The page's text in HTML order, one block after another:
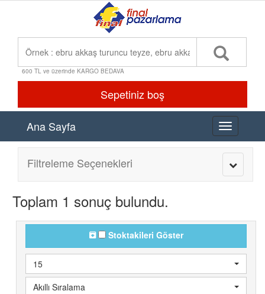
600 TL ve üzerinde KARGO BEDAVA
Sepetiniz boş
Toggle
navigation
Ana Sayfa
Toggle
Filtreleme Seçenekleri
Toplam 1 sonuç bulundu.
Stoktakileri Göster
15
Akıllı Sıralama